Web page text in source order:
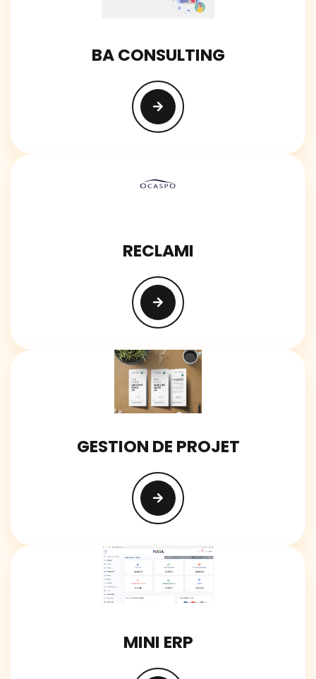
BA CONSULTING
RECLAMI
GESTION DE PROJET
MINI ERP